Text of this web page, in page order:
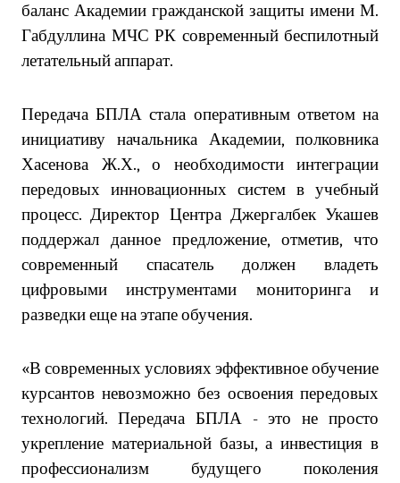
баланс Академии гражданской защиты имени М.
Габдуллина МЧС РК современный беспилотный
летательный аппарат.
Передача БПЛА стала оперативным ответом на
инициативу начальника Академии, полковника
Хасенова Ж.Х., о необходимости интеграции
передовых инновационных систем в учебный
процесс. Директор Центра Джергалбек Укашев
поддержал данное предложение, отметив, что
современный спасатель должен владеть
цифровыми инструментами мониторинга и
разведки еще на этапе обучения.
«В современных условиях эффективное обучение
курсантов невозможно без освоения передовых
технологий. Передача БПЛА -это не просто
укрепление материальной базы, а инвестиция в
профессионализм будущего поколения